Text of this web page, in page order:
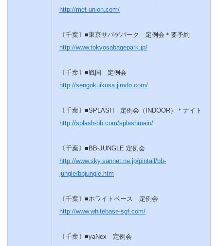
http://met-union.com/
〔千葉〕■東京サバゲパーク 定例会＊要予約
http://www.tokyosabagepark.jp/
〔千葉〕■戦国 定例会
http://sengokuikusa.jimdo.com/
〔千葉〕■SPLASH 定例会（INDOOR）＊ナイト
http://splash-bb.com/splashmain/
〔千葉〕■BB-JUNGLE 定例会
http://www.sky.sannet.ne.jp/pintail/bb-
jungle/bbjungle.htm
〔千葉〕■ホワイトベース 定例会
http://www.whitebase-sgf.com/
〔千葉〕■yaNex 定例会